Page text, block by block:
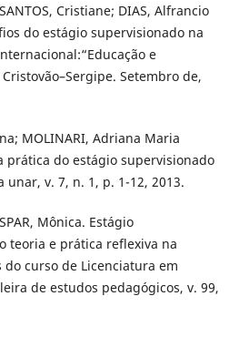
Cristiane; DIAS, Alfrancio
do estágio supervisionado na
e
Setembro de,
MOLINARI, Adriana Maria
prática do estágio supervisionado
unar, v. 7, n. 1, p. 1-12, 2013.
Mônica. Estágio
teoria e prática reflexiva na
curso de Licenciatura em
de estudos pedagógicos, v. 99,